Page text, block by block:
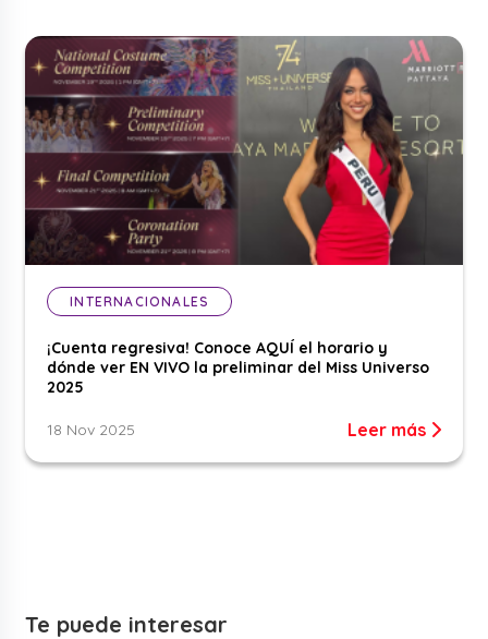
INTERNACIONALES
¡Cuenta regresiva! Conoce AQUÍ el horario y
dónde ver EN VIVO la preliminar del Miss Universo
2025
18 Nov 2025 Leer más
Te puede interesar